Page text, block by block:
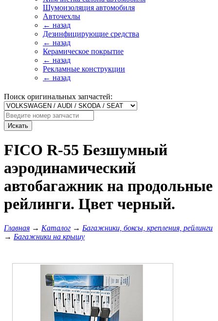
Шумоизоляция автомобиля
Авточехлы
← назад
Дезинфицирующие средства
← назад
Керамическое покрытие
← назад
Рекламные конструкции
← назад
Поиск оригинальных запчастей:
Искать
FICO R-55 Безшумный
аэродинамический
автобагажник на продольные
рейлинги. Цвет черный.
Главная → Каталог → Багажники, боксы, крепления, рейлинги
→ Багажники на крышу